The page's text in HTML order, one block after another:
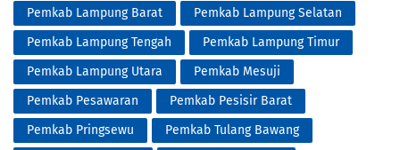
Pemkab Lampung Barat
Pemkab Lampung Selatan
Pemkab Lampung Tengah
Pemkab Lampung Timur
Pemkab Lampung Utara
Pemkab Mesuji
Pemkab Pesawaran
Pemkab Pesisir Barat
Pemkab Pringsewu
Pemkab Tulang Bawang